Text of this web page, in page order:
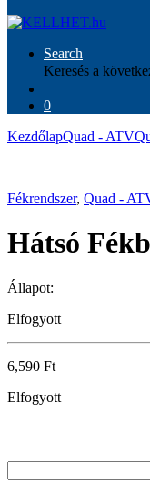
Search
Keresés a
0
KezdőlapQuad - ATV
Fékrendszer, Quad -
Hátsó
Állapot:
Elfogyott
6,590 Ft
Elfogyott